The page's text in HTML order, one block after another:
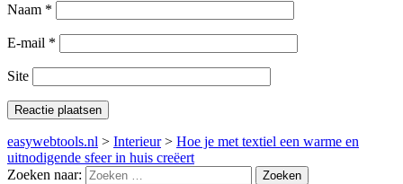
Naam *
E-mail *
Site
easywebtools.nl > Interieur> Hoe je met textiel een warme en
uitnodigende sfeer in huis creëert
Zoeken naar: